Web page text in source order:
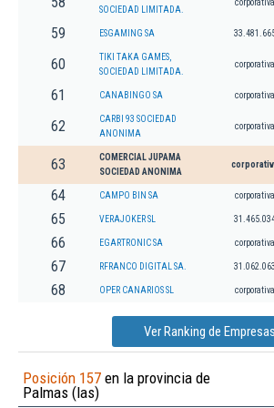
SOCIEDAD LIMITADA.
corporativa
59 ESGAMING SA
60
TIKI TAKA GAMES,
SOCIEDAD LIMITADA.
corporativa
61 CANABINGO SA corporativa
62
CARBI 93 SOCIEDAD
ANONIMA
corporativa
63
COMERCIAL JUPAMA
SOCIEDAD ANONIMA
64 CAMPO BIN SA corporativa
65 VERAJOKER SL
66 EGARTRONIC SA corporativa
67 RFRANCO DIGITAL SA. 31.062.063
68 OPER CANARIOS SL corporativa
Ver Ranking de
Posición 157 en la provincia de
Palmas (las)